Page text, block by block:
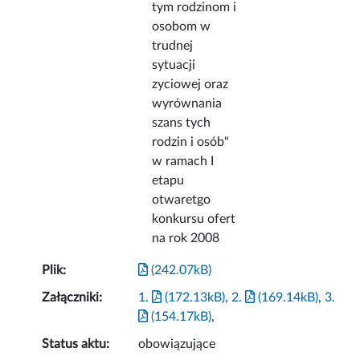
tym rodzinom i
osobom w
trudnej
sytuacji
zyciowej oraz
wyrównania
szans tych
rodzin i osób"
w ramach I
etapu
otwaretgo
konkursu ofert
na rok 2008
Plik: (242.07kB)
Załączniki: 1. (172.13kB), 2. (169.14kB),3.
(154.17kB),
Status aktu: obowiązujące